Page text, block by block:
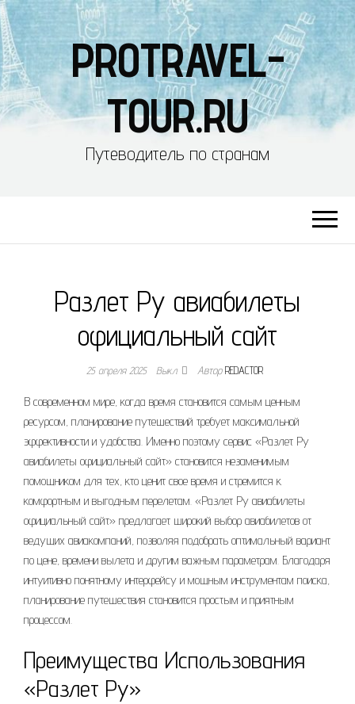
PROTRAVEL-
TOUR.RU
Путеводитель по странам
Разлет Ру авиабилеты
официальный сайт
25 апреля 2025 Выкл. АвторREDACTOR
В современном мире, когда время становится самым ценным
ресурсом, планирование путешествий требует максимальной
эффективности и удобства. Именно поэтому сервис «Разлет Ру
авиабилеты официальный сайт» становится незаменимым
помощником для тех, кто ценит свое время и стремится к
комфортным и выгодным перелетам. «Разлет Ру авиабилеты
официальный сайт» предлагает широкий выбор авиабилетов от
ведущих авиакомпаний, позволяя подобрать оптимальный вариант
по цене, времени вылета и другим важным параметрам. Благодаря
интуитивно понятному интерфейсу и мощным инструментам поиска,
планирование путешествия становится простым и приятным
процессом.
Преимущества Использования
«Разлет Ру»